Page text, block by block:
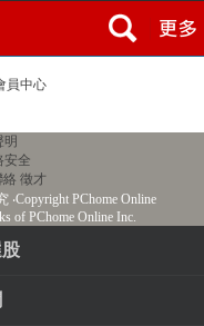
員中心
明
安全
絡 徵才
‧Copyright PChome Online
of PChome Online Inc.